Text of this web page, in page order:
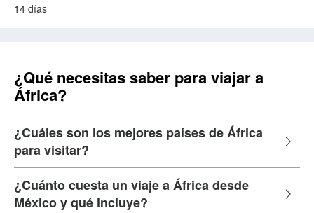
14 días
¿Qué necesitas saber para viajar a
África?
¿Cuáles son los mejores países de África
para visitar?
¿Cuánto cuesta un viaje a África desde
México y qué incluye?